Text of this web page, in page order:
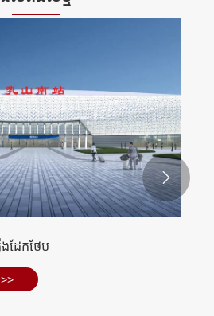
អាគារសំណង់មន្ទីរពេទ្យដែកថែប
